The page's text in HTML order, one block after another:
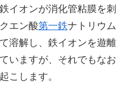
イオンが消化管粘膜を刺
エン酸第一鉄ナトリウム
溶解し、鉄イオンを遊離
いますが、それでもなお
こします。